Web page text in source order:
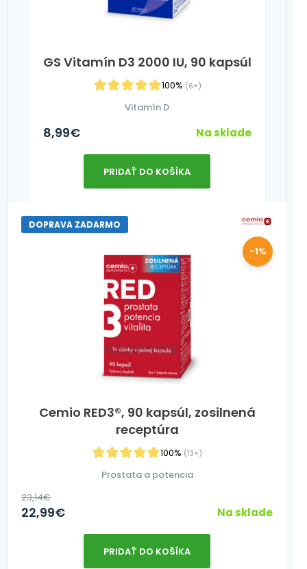
GS Vitamín D3 2000 IU, 90 kapsúl
100% (6×)
Vitamín D
8,99€ Na sklade
PRIDAŤ DO KOŠÍKA
Cemio RED3®, 90 kapsúl, zosilnená
receptúra
100% (13×)
DOPRAVA ZADARMO
Prostata a potencia
-1%
23,14€
22,99€ Na sklade
PRIDAŤ DO KOŠÍKA